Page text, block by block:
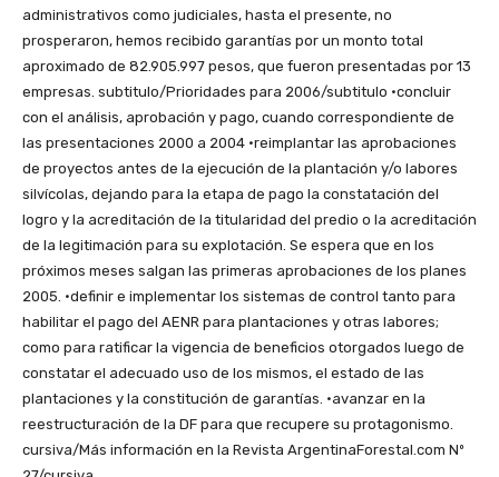
administrativos como judiciales, hasta el presente, no
prosperaron, hemos recibido garantías por un monto total
aproximado de 82.905.997 pesos, que fueron presentadas por 13
empresas. subtitulo/Prioridades para 2006/subtitulo •concluir
con el análisis, aprobación y pago, cuando correspondiente de
las presentaciones 2000 a 2004 •reimplantar las aprobaciones
de proyectos antes de la ejecución de la plantación y/o labores
silvícolas, dejando para la etapa de pago la constatación del
logro y la acreditación de la titularidad del predio o la acreditación
de la legitimación para su explotación. Se espera que en los
próximos meses salgan las primeras aprobaciones de los planes
2005. •definir e implementar los sistemas de control tanto para
habilitar el pago del AENR para plantaciones y otras labores;
como para ratificar la vigencia de beneficios otorgados luego de
constatar el adecuado uso de los mismos, el estado de las
plantaciones y la constitución de garantías. •avanzar en la
reestructuración de la DF para que recupere su protagonismo.
cursiva/Más información en la Revista ArgentinaForestal.com Nº